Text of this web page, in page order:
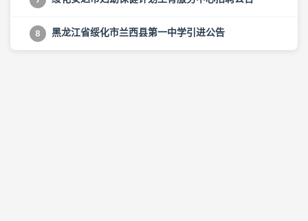
8 黑龙江省绥化市兰西县第一中学引进公告